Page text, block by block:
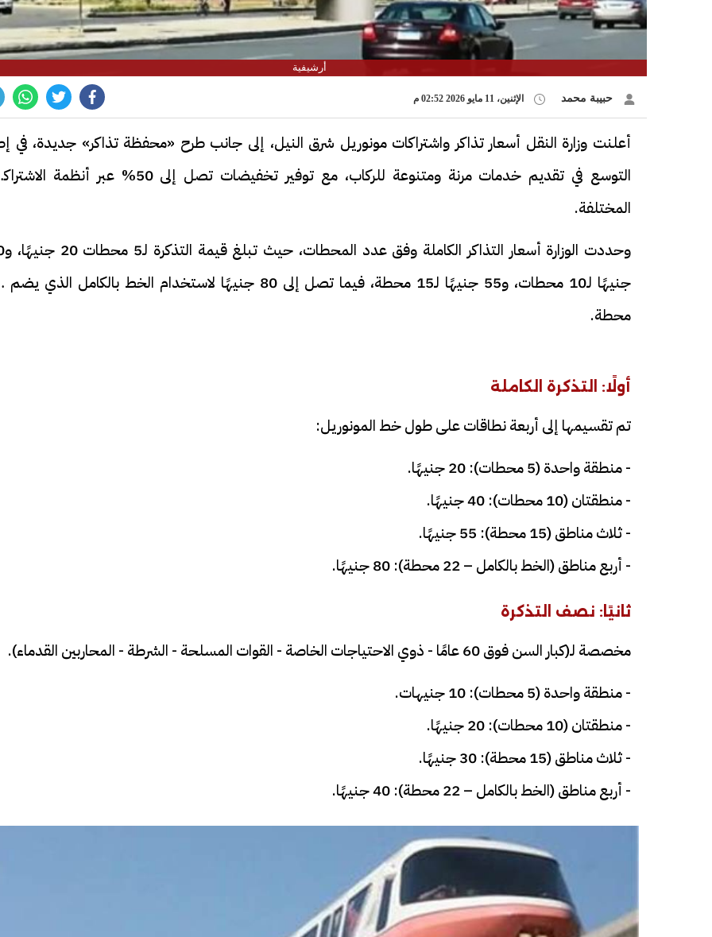
أرشيفية
حبيبة محمد الإثنين، 11 مايو 2026 02:52 م
أعلنت وزارة النقل أسعار تذاكر واشتراكات مونوريل شرق النيل، إلى جانب طرح «محفظة تذاكر» جديدة، في
التوسع في تقديم خدمات مرنة ومتنوعة للركاب، مع توفير تخفيضات تصل إلى 50% عبر أنظمة
المختلفة.
وحددت الوزارة
جنيهًا لـ10 محطات،
محطة.
أولًا: التذكرة الكاملة
تم تقسيمها إلى أربعة نطاقات على طول خط المونوريل:
- منطقة واحدة (5 محطات): 20 جنيهًا.
- منطقتان (10 محطات): 40 جنيهًا.
- ثلاث مناطق (15 محطة): 55 جنيهًا.
- أربع مناطق (الخط بالكامل – 22 محطة): 80 جنيهًا.
ثانيًا: نصف التذكرة
مخصصة لـ(كبار السن فوق 60 عامًا - ذوي الاحتياجات الخاصة - القوات المسلحة - الشرطة - المحاربين القدماء).
- منطقة واحدة (5 محطات): 10 جنيهات.
- منطقتان (10 محطات): 20 جنيهًا.
- ثلاث مناطق (15 محطة): 30 جنيهًا.
- أربع مناطق (الخط بالكامل – 22 محطة): 40 جنيهًا.